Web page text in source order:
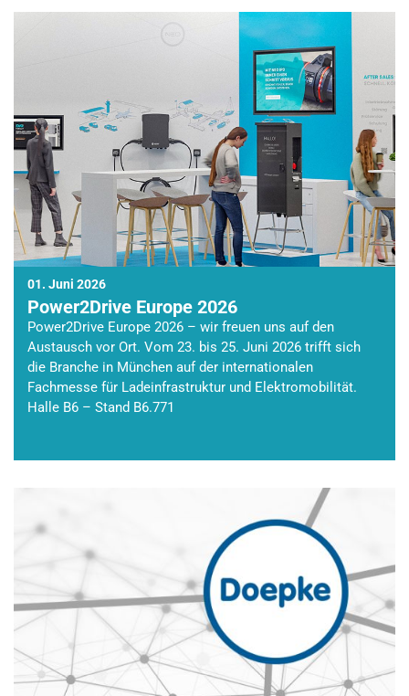
01. Juni 2026
Power2Drive Europe 2026
Power2Drive Europe 2026 – wir freuen uns auf den
Austausch vor Ort. Vom 23. bis 25. Juni 2026 trifft sich
die Branche in München auf der internationalen
Fachmesse für Ladeinfrastruktur und Elektromobilität.
Halle B6 – Stand B6.771